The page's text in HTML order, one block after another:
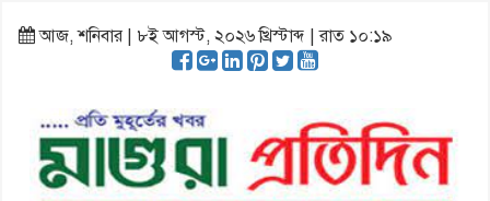
আজ, শনিবার | ৮ই আগস্ট, ২০২৬ খ্রিস্টাব্দ | রাত ১০:১৯